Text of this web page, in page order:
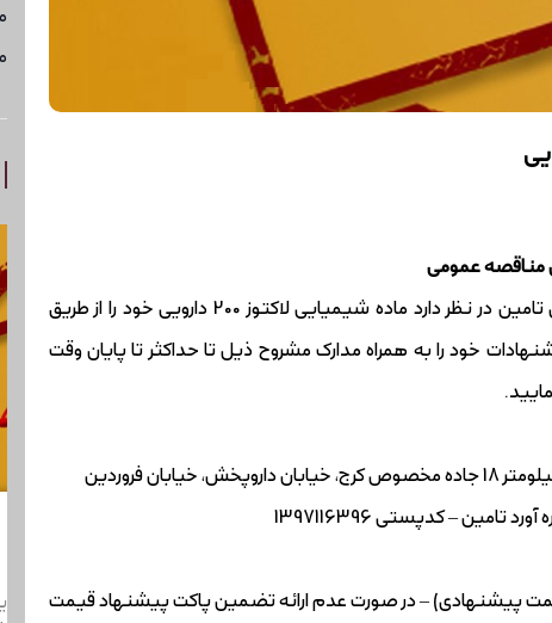
مناقصه عمومی
شرکت دارویی ره آورد تامین زیرمجموعه هلدینگ دارویی تامین در نظر دارد ماده شیمیایی لاکتوز 200 دارویی خود را از طریق
خود را به همراه مدارک مشروح ذیل تا حداکثر تا پایان وقت
تهران، کیلومتر 18 جاده مخصوص کرج، خیابان داروپخش، خیابان فروردین
– تضمین شرکت در مناقصه (چک معادل10% قیمت پیشنهادی) – در صورت عدم ارائه تضمین پاکت پیشنهاد قیمت
مناقصه عمومی اچ پی ام سی 6 به مقدار
شرکت دارویی ره
27 تیر 1405
آگهی مناقصه عمومی شرکت دارویی ره